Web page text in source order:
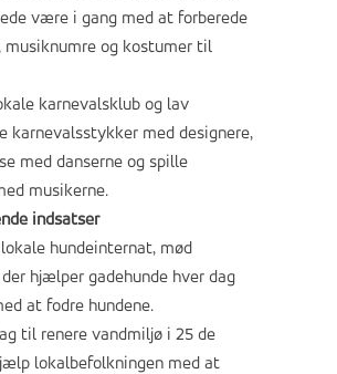
være i gang med at forberede
musiknumre og kostumer til
karnevalsklub og lav
karnevalsstykker med designere,
med danserne og spille
musikerne.
indsatser
hundeinternat, mød
hjælper gadehunde hver dag
at fodre hundene.
til renere vandmiljø i 25 de
lokalbefolkningen med at